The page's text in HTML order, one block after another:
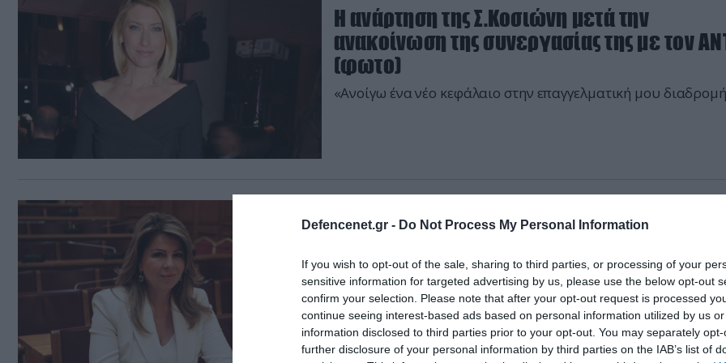
Defencenet.gr - Do Not Process My Personal Information
If you wish to opt-out of the sale, sharing to third parties, or processing of your
sensitive information for targeted advertising by us, please use the below opt-out
confirm your selection. Please note that after your opt-out request is processed
continue seeing interest-based ads based on personal information utilized by us
information disclosed to third parties prior to your opt-out. You may separately
further disclosure of your personal information by third parties on the IAB’s list of
H ανάρτηση της Σ.Κοσιώνη μετά την
ανακοίνωση της συνεργασίας της με τον
(φωτο)
«Ανοίγω ένα νέο κεφάλαιο στην επαγγελματική μου
ΟΠΕΚΕΠΕ: Η Κατερίνα Παπακώστα επιμένει
αθωότητά της και δηλώνει παρούσα για τις
εκλογές
«Δεν λυγίζω – Θα είμαι εκ νέου υποψήφια»